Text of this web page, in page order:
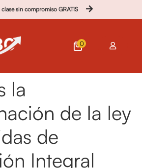
sin compromiso GRATIS
0
la
de la ley
de
Integral